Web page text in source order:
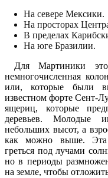
На севере Мексики.
На просторах
В пределах
На юге Бразилии.
Для Мартиники
немногочисленная
или, которые были
известном форте Сент-
ящериц, которые
деревьев. Молодые
небольших высот, а
как можно выше. Эта
греться под лучами
но в периоды
на земле, чтобы